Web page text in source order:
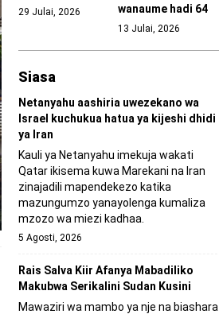
29 Julai, 2026
wanaume hadi 64
13 Julai, 2026
Siasa
Netanyahu aashiria uwezekano wa
Israel kuchukua hatua ya kijeshi dhidi
ya Iran
Kauli ya Netanyahu imekuja wakati
Qatar ikisema kuwa Marekani na Iran
zinajadili mapendekezo katika
mazungumzo yanayolenga kumaliza
mzozo wa miezi kadhaa.
5 Agosti, 2026
Rais Salva Kiir Afanya Mabadiliko
Makubwa Serikalini Sudan Kusini
Mawaziri wa mambo ya nje na biashara